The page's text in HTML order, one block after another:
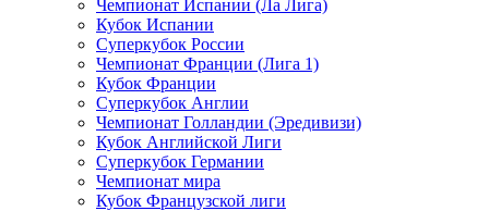
Чемпионат Испании (Ла Лига)
Кубок Испании
Суперкубок России
Чемпионат Франции (Лига 1)
Кубок Франции
Суперкубок Англии
Чемпионат Голландии (Эредивизи)
Кубок Английской Лиги
Суперкубок Германии
Чемпионат мира
Кубок Французской лиги